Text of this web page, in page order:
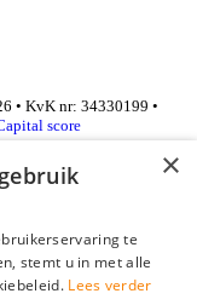
• KvK nr: 34330199 •
score
×
te
stemt u in met alle
Lees verder